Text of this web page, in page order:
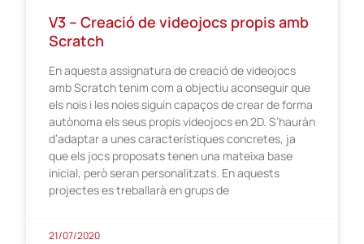
V3 – Creació de videojocs propis amb
Scratch
En aquesta assignatura de creació de videojocs
amb Scratch tenim com a objectiu aconseguir que
els nois i les noies siguin capaços de crear de forma
autònoma els seus propis videojocs en 2D. S’hauràn
d’adaptar a unes característiques concretes, ja
que els jocs proposats tenen una mateixa base
inicial, però seran personalitzats. En aquests
projectes es treballarà en grups de
21/07/2020